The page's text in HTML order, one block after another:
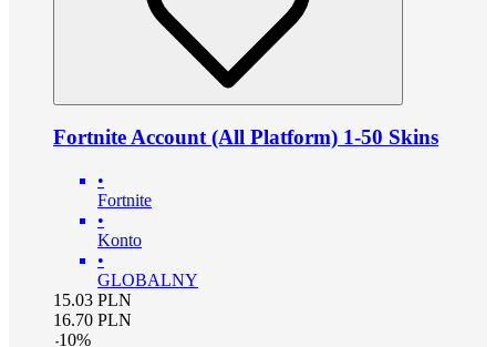
Fortnite Account (All Platform) 1-50 Skins
•
Fortnite
•
Konto
•
GLOBALNY
15.03 PLN
16.70 PLN
-10%